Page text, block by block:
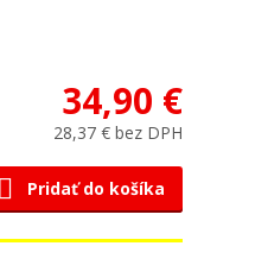
34,90 €
28,37 € bez DPH
Pridať do košíka